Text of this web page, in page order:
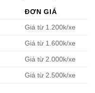
ĐƠN GIÁ
Giá từ 1.200k/xe
Giá từ 1.600k/xe
Giá từ 2.000k/xe
Giá từ 2.500k/xe